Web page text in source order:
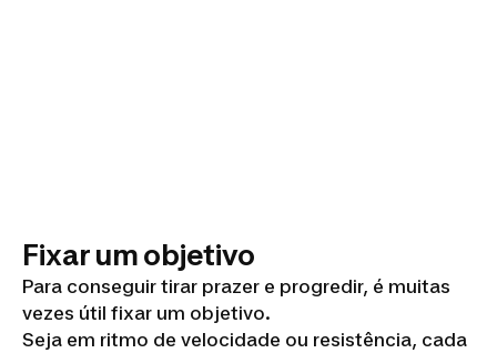
Fixar um objetivo
Para conseguir tirar prazer e progredir, é muitas
vezes útil fixar um objetivo.
Seja em ritmo de velocidade ou resistência, cada